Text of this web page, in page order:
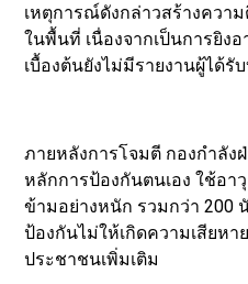
เหตุการณ์ดังกล่าวสร้างควา
ในพื้นที่ เนื่องจากเป็นการยิง
เบื้องต้นยังไม่มีรายงานผู้ได้รั
ภายหลังการโจมตี กองกำลัง
หลักการป้องกันตนเอง ใช้อา
ข้ามอย่างหนัก รวมกว่า 200
ป้องกันไม่ให้เกิดความเสียห
ประชาชนเพิ่มเติม